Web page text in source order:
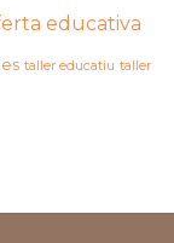
educativa
taller educatiu taller